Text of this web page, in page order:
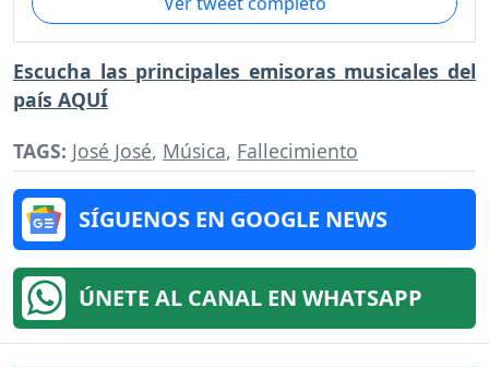
Escucha las principales emisoras musicales del
país AQUÍ
TAGS: José José, Música, Fallecimiento
SÍGUENOS EN GOOGLE NEWS
ÚNETE AL CANAL EN WHATSAPP